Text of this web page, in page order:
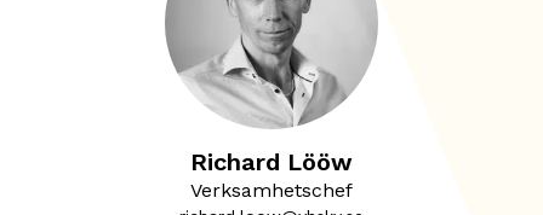
Richard Lööw
Verksamhetschef